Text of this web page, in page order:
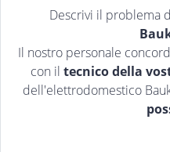
Descrivi il problema
Il nostro personale
con il tecnico della
dell'elettrodomestico